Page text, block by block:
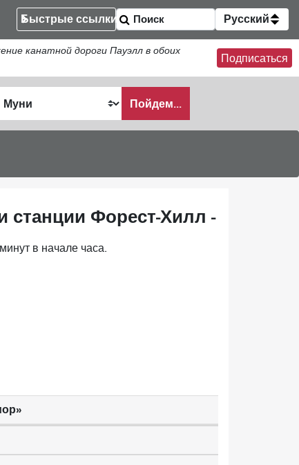
Быстрые ссылки Русский
канатной дороги Пауэлл в обоих
Подписаться
Пойдем...
станции Форест-Хилл -
в начале часа.